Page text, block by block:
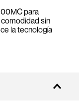
para
sin
la tecnología